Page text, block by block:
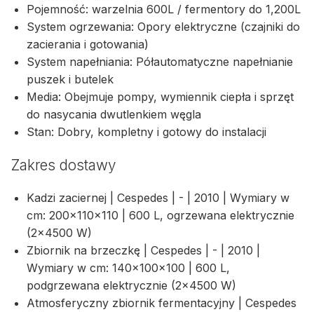
Pojemność: warzelnia 600L / fermentory do 1,200L
System ogrzewania: Opory elektryczne (czajniki do
zacierania i gotowania)
System napełniania: Półautomatyczne napełnianie
puszek i butelek
Media: Obejmuje pompy, wymiennik ciepła i sprzęt
do nasycania dwutlenkiem węgla
Stan: Dobry, kompletny i gotowy do instalacji
Zakres dostawy
Kadzi zaciernej | Cespedes | - | 2010 | Wymiary w
cm: 200×110×110 | 600 L, ogrzewana elektrycznie
(2×4500 W)
Zbiornik na brzeczkę | Cespedes | - | 2010 |
Wymiary w cm: 140×100×100 | 600 L,
podgrzewana elektrycznie (2×4500 W)
Atmosferyczny zbiornik fermentacyjny | Cespedes